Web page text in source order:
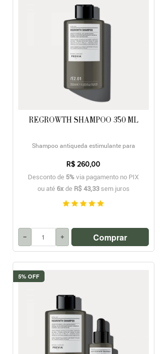
REGROWTH SHAMPOO 350 ML
Shampoo antiqueda estimulante para
R$ 260,00
Desconto de 5%via pagamento no PIX
ou até 6xde R$ 43,33sem juros
Comprar
5% OFF